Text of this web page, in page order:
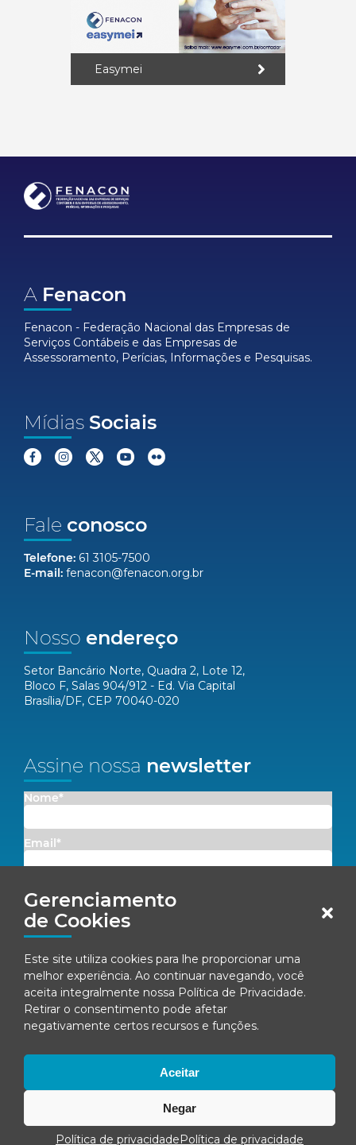
Gerenciamento
de Cookies
Este site utiliza cookies para lhe proporcionar uma
melhor experiência. Ao continuar navegando, você
aceita integralmente nossa Política de Privacidade.
Retirar o consentimento pode afetar
negativamente certos recursos e funções.
Aceitar
Negar
Política de privacidadePolítica de privacidade
Easymei
A Fenacon
Fenacon - Federação Nacional das Empresas de
Serviços Contábeis e das Empresas de
Assessoramento, Perícias, Informações e Pesquisas.
Mídias Sociais
Fale conosco
Telefone: 61 3105-7500
E-mail: fenacon@fenacon.org.br
Nosso endereço
Setor Bancário Norte, Quadra 2, Lote 12,
Bloco F, Salas 904/912 - Ed. Via Capital
Brasília/DF, CEP 70040-020
Assine nossa newsletter
Nome*
Email*
Concordo em receber comunicações da Fenacon.
Ao se inscrever, você concorda com nossaPolítica de Privacidade
© Fenacon 2026